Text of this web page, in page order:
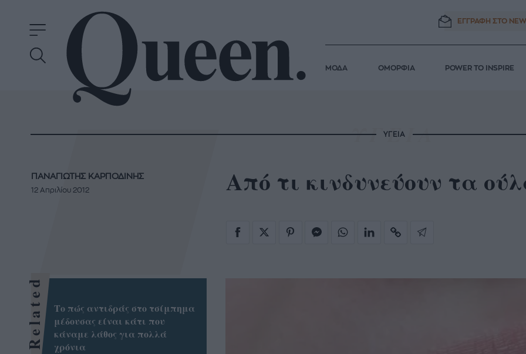
ΕΓΓΡΑΦΗ ΣΤΟ
ΜΟΔΑ ΟΜΟΡΦΙΑ POWER TO INSPIRE
ΥΓΕΙΑ
Από τι κινδυνεύουν τα
ΠΑΝΑΓΙΩΤΗΣ ΚΑΡΠΟΔΙΝΗΣ
12 Απριλίου 2012
Related
Το πώς αντιδράς στο τσίμπημα
μέδουσας είναι κάτι που
κάναμε λάθος για πολλά
χρόνια